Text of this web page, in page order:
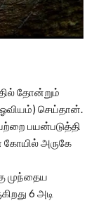
தோன்றும்
செய்தான்.
பயன்படுத்தி
அருகே
முந்தைய
6 அடி